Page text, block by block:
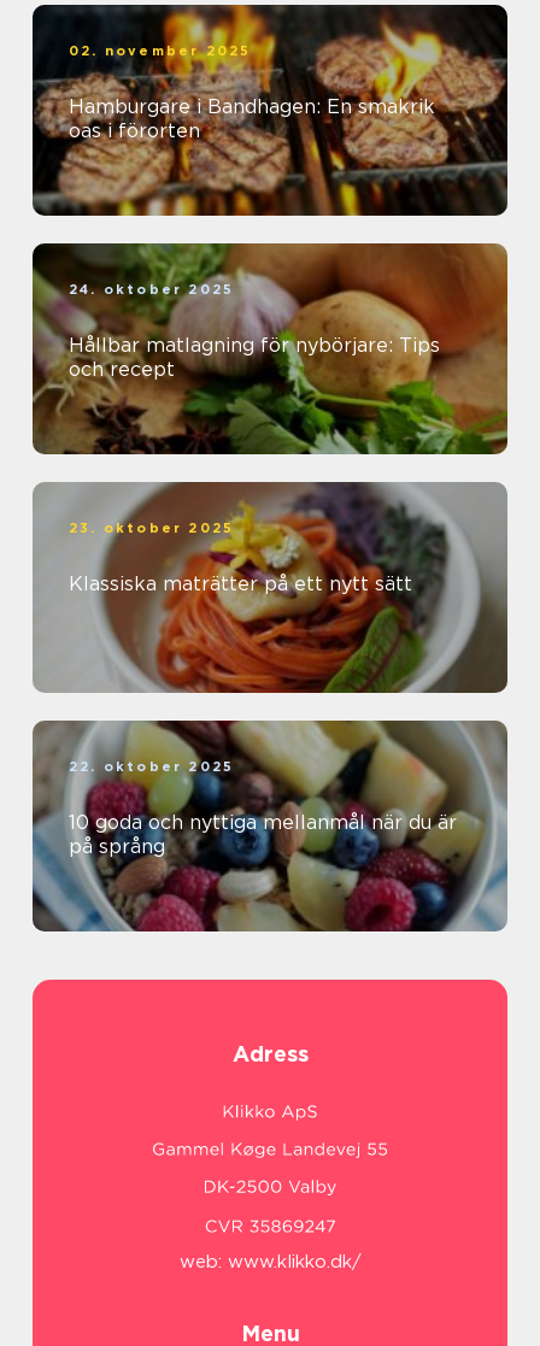
02. november 2025
Hamburgare i Bandhagen: En smakrik
oas i förorten
24. oktober 2025
Hållbar matlagning för nybörjare: Tips
och recept
23. oktober 2025
Klassiska maträtter på ett nytt sätt
22. oktober 2025
10 goda och nyttiga mellanmål när du är
på språng
Adress
web: www.klikko.dk/
Menu